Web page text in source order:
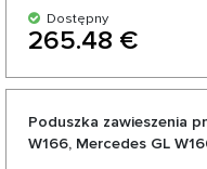
Dostępny
265.48 €
Poduszka zawieszenia
W166, Mercedes GL